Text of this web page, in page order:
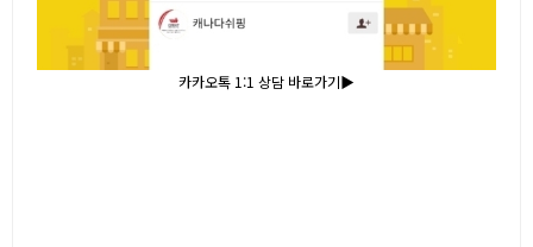
카카오톡 1:1 상담 바로가기▶